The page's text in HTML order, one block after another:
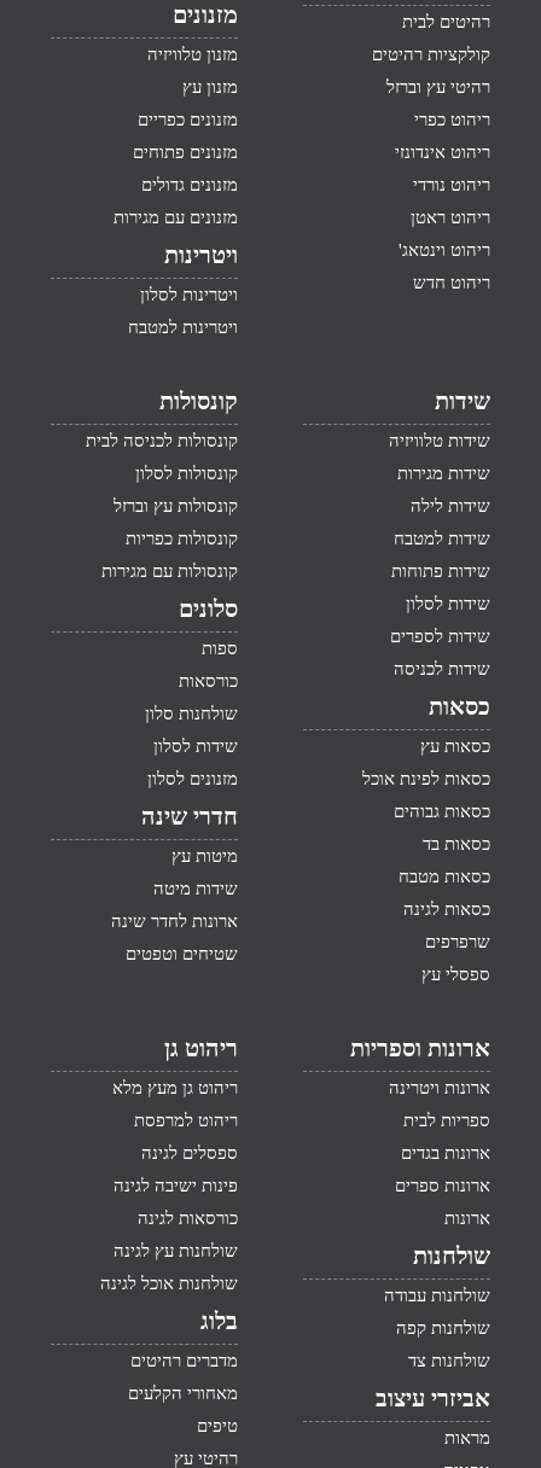
רהיטים לבית
קולקציות רהיטים
רהיטי עץ וברזל
ריהוט כפרי
ריהוט אינדונזי
ריהוט נורדי
ריהוט ראטן
ריהוט וינטאג'
ריהוט חדש
מזנונים
מזנון טלוויזיה
מזנון עץ
מזנונים כפריים
מזנונים פתוחים
מזנונים גדולים
מזנונים עם מגירות
ויטרינות
ויטרינות לסלון
ויטרינות למטבח
שידות
שידות טלוויזיה
שידות מגירות
שידות לילה
שידות למטבח
שידות פתוחות
שידות לסלון
שידות לספרים
שידות לכניסה
כסאות
כסאות עץ
כסאות לפינת אוכל
כסאות גבוהים
כסאות בד
כסאות מטבח
כסאות לגינה
שרפרפים
ספסלי עץ
קונסולות
קונסולות לכניסה לבית
קונסולות לסלון
קונסולות עץ וברזל
קונסולות כפריות
קונסולות עם מגירות
סלונים
ספות
כורסאות
שולחנות סלון
שידות לסלון
מזנונים לסלון
חדרי שינה
מיטות עץ
שידות מיטה
ארונות לחדר שינה
שטיחים וטפטים
ארונות וספריות
ארונות ויטרינה
ספריות לבית
ארונות בגדים
ארונות ספרים
ארונות
שולחנות
שולחנות עבודה
שולחנות קפה
שולחנות צד
אביזרי עיצוב
מראות
ריהוט גן
ריהוט גן מעץ מלא
ריהוט למרפסת
ספסלים לגינה
פינות ישיבה לגינה
כורסאות לגינה
שולחנות עץ לגינה
שולחנות אוכל לגינה
בלוג
מדברים רהיטים
מאחורי הקלעים
טיפים
רהיטי עץ